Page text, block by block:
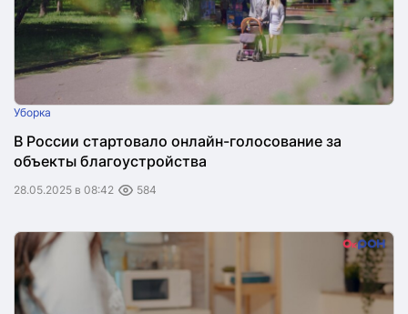
Уборка
В России стартовало онлайн-голосование за
объекты благоустройства
28.05.2025 в 08:42 584